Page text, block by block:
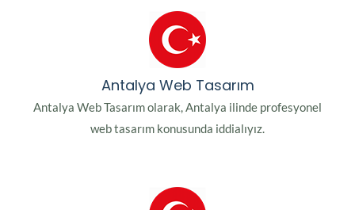
Antalya Web Tasarım
Antalya Web Tasarım olarak, Antalya ilinde profesyonel
web tasarım konusunda iddialıyız.